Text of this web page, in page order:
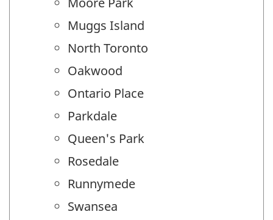
Muggs Island
North Toronto
Oakwood
Ontario Place
Parkdale
Queen's Park
Rosedale
Runnymede
Swansea